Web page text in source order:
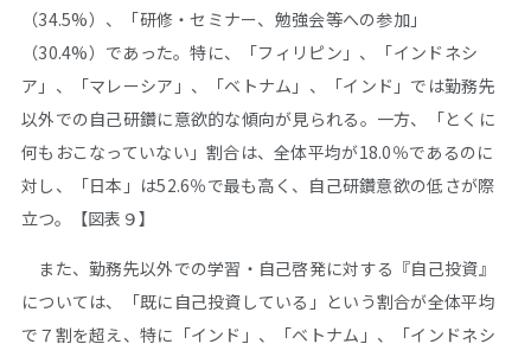
（34.5%）、「研修・セミナー、勉強会等への参加」
（30.4%）であった。特に、「フィリピン」、「インドネシ
ア」、「マレーシア」、「ベトナム」、「インド」では勤務先
以外での自己研鑽に意欲的な傾向が見られる。一方、「とくに
何もおこなっていない」割合は、全体平均が18.0％であるのに
対し、「日本」は52.6％で最も高く、自己研鑽意欲の低さが際
立つ。【図表９】
また、勤務先以外での学習・自己啓発に対する『自己投資』
については、「既に自己投資している」という割合が全体平均
で７割を超え、特に「インド」、「ベトナム」、「インドネシ